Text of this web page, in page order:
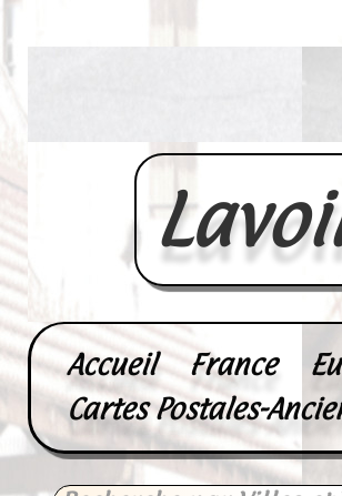
Accueil France
Cartes Postales-